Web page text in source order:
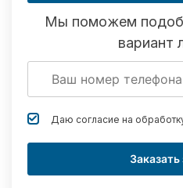
Мы поможем
вариант
Даю согласие на